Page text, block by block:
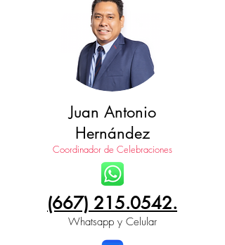
Juan Antonio
Hernández
Coordinador de Celebraciones
(667) 215.0542.
Whatsapp y Celular